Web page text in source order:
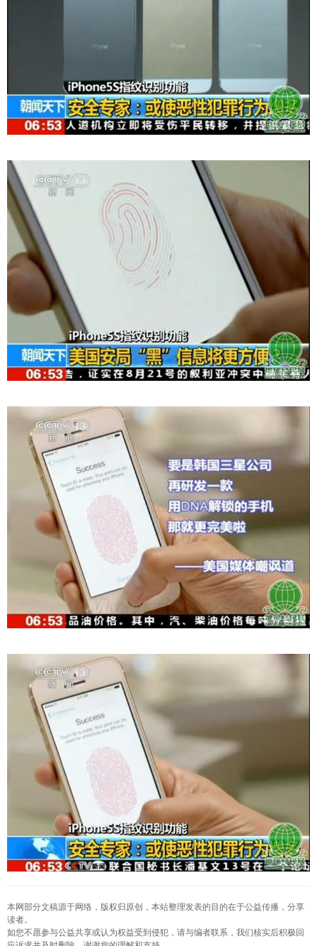
本网部分文稿源于网络，版权归原创，本站整理发表的目的在于公益传播，分享
读者。
如您不愿参与公益共享或认为权益受到侵犯，请与编者联系，我们核实后积极回